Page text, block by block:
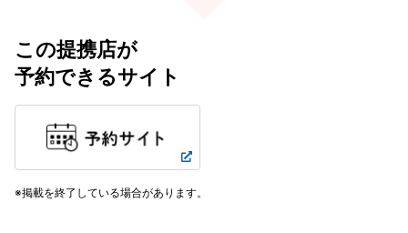
この提携店が
予約できるサイト
掲載を終了している場合があります。